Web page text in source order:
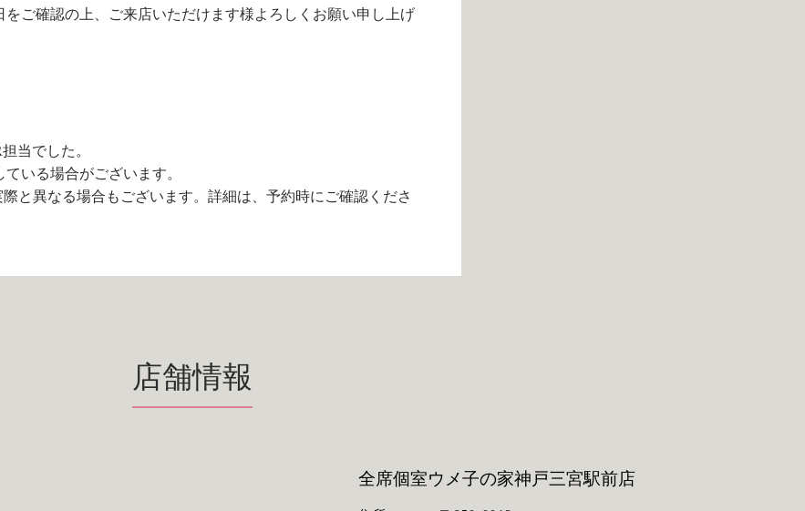
ご確認の上、ご来店いただけます様よろしくお願い申し上げ
当でした。
いる場合がございます。
と異なる場合もございます。詳細は、予約時にご確認くださ
店舗情報
全席個室ウメ子の家神戸三宮駅前店